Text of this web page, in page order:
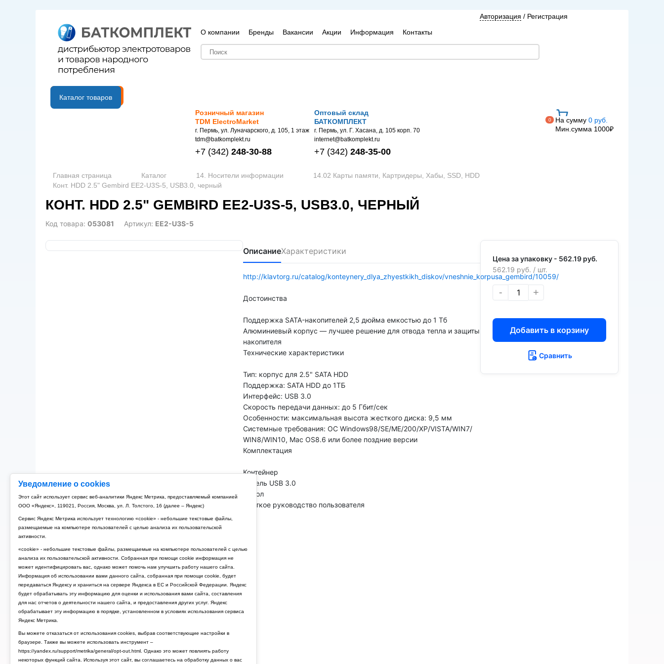
Уведомление о cookies
Этот сайт использует сервис веб-аналитики Яндекс Метрика, предоставляемый компанией
ООО «Яндекс», 119021, Россия, Москва, ул. Л. Толстого, 16 (далее – Яндекс)
Сервис Яндекс Метрика использует технологию «cookie» - небольшие текстовые файлы,
размещаемые на компьютере пользователей с целью анализа их пользовательской
активности.
«cookie» - небольшие текстовые файлы, размещаемые на компьютере пользователей с целью
анализа их пользовательской активности. Собранная при помощи cookie информация не
может идентифицировать вас, однако может помочь нам улучшить работу нашего сайта.
Информация об использовании вами данного сайта, собранная при помощи cookie, будет
передаваться Яндексу и храниться на сервере Яндекса в ЕС и Российской Федерации. Яндекс
будет обрабатывать эту информацию для оценки и использования вами сайта, составления
для нас отчетов о деятельности нашего сайта, и предоставления других услуг. Яндекс
обрабатывает эту информацию в порядке, установленном в условиях использования сервиса
Яндекс Метрика.
Вы можете отказаться от использования cookies, выбрав соответствующие настройки в
браузере. Также вы можете использовать инструмент –
https://yandex.ru/support/metrika/general/opt-out.html. Однако это может повлиять работу
некоторых функций сайта. Используя этот сайт, вы соглашаетесь на обработку данных о вас
О компании Бренды Вакансии Акции Информация Контакты
Авторизация / Регистрация
B2B портал
Каталог товаров
Розничный магазин
TDM ElectroMarket
г. Пермь, ул. Луначарского, д. 105, 1 этаж
tdm@batkomplekt.ru
+7 (342) 248-30-88
Оптовый склад
БАТКОМПЛЕКТ
г. Пермь, ул. Г. Хасана, д. 105 корп. 70
internet@batkomplekt.ru
+7 (342) 248-35-00
0 На сумму 0 руб.
Мин.сумма 1000₽
Главная страница Каталог 14. Носители информации
14.02 Карты памяти, Картридеры, Хабы, SSD, HDD
Конт. HDD 2.5" Gembird EE2-U3S-5, USB3.0, черный
КОНТ. HDD 2.5" GEMBIRD EE2-U3S-5, USB3.0, ЧЕРНЫЙ
Код товара: 053081 Артикул: EE2-U3S-5
ОписаниеХарактеристики
http://klavtorg.ru/catalog/konteynery_dlya_zhyestkikh_diskov/vneshnie_korpusa_gembird/10059/
Достоинства
Поддержка SATA-накопителей 2,5 дюйма емкостью до 1 Тб
Алюминиевый корпус — лучшее решение для отвода тепла и защиты
накопителя
Технические характеристики
Тип: корпус для 2.5" SATA HDD
Поддержка: SATA HDD до 1ТБ
Интерфейс: USB 3.0
Скорость передачи данных: до 5 Гбит/сек
Особенности: максимальная высота жесткого диска: 9,5 мм
Системные требования: ОС Windows98/SE/ME/200/XP/VISTA/WIN7/
WIN8/WIN10, Mac OS8.6 или более поздние версии
Комплектация
Контейнер
Кабель USB 3.0
Чехол
Краткое руководство пользователя
Цена за упаковку - 562.19 руб.
562.19 руб. / шт.
- +
Добавить в корзину
Сравнить